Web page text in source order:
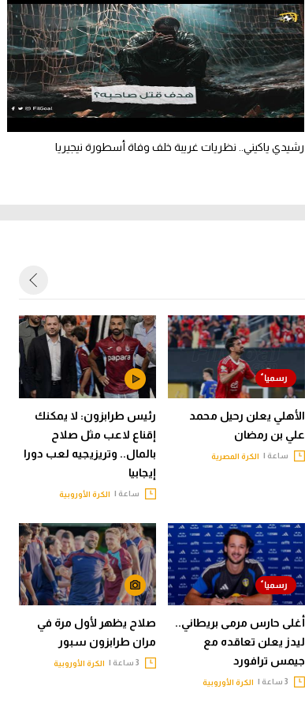
رشيدي ياكيني.. نظريات غريبة خلف وفاة أسطورة نيجيريا
الأهلي يعلن رحيل محمد
علي بن رمضان
ساعة | الكرة المصرية
رئيس طرابزون: لا يمكنك
إقناع لاعب مثل صلاح
بالمال.. وتريزيجيه لعب دورا
إيجابيا
ساعة | الكرة الأوروبية
أغلى حارس مرمى بريطاني..
ليدز يعلن تعاقده مع
جيمس ترافورد
الكرة الأوروبية
صلاح يظهر لأول مرة في
مران طرابزون سبور
الكرة الأوروبية